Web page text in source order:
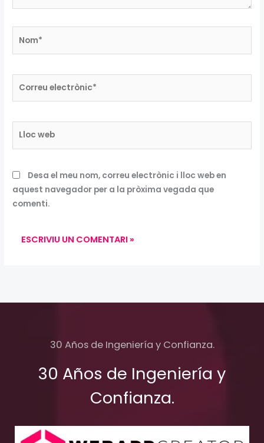
Desa el meu nom, correu electrònic i lloc web en
aquest navegador per a la pròxima vegada que
comenti.
30 Años de Ingeniería y Confianza.
30 Años de Ingeniería y
Confianza.